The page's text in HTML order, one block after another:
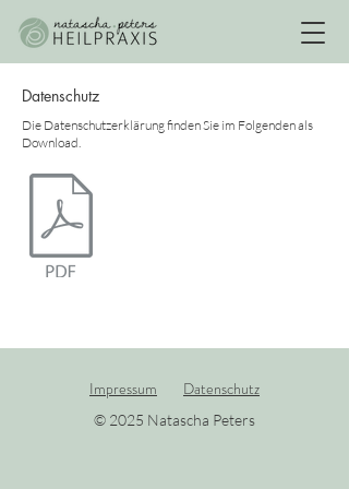
Datenschutz
Die Datenschutzerklärung finden Sie im Folgenden als
Download.
Impressum Datenschutz
© 2025 Natascha Peters